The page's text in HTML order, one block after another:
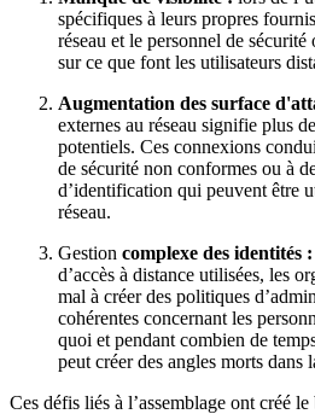
spécifiques à leurs propres
réseau et le personnel de
sur ce que font les utilisateurs
Augmentation des surface
externes au réseau signifie plus
potentiels. Ces connexions
de sécurité non conformes ou à
d’identification qui peuvent être
réseau.
Gestion complexe des identités :
d’accès à distance utilisées, les
mal à créer des politiques
cohérentes concernant les
quoi et pendant combien de
peut créer des angles morts dans
Ces défis liés à l’assemblage ont créé